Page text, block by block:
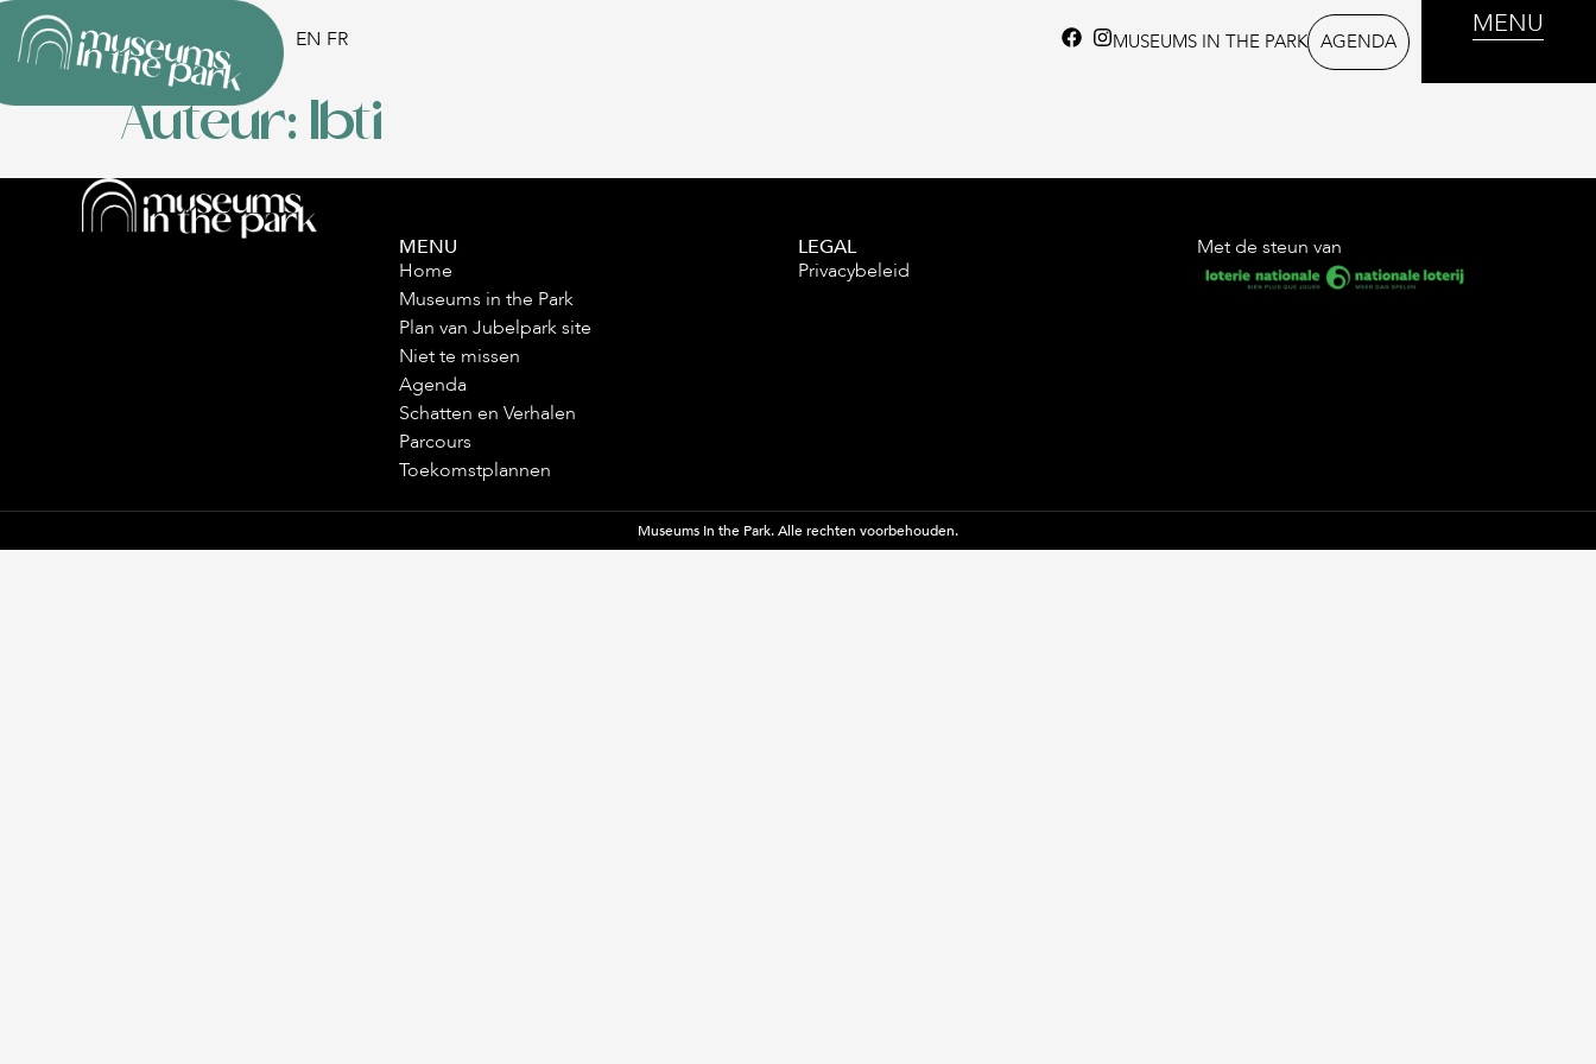
EN FR MUSEUMS IN THE PARK AGENDA
MENU
Auteur: Ibti
MENU
Home
Museums in the Park
Plan van Jubelpark site
Niet te missen
Agenda
Schatten en Verhalen
Parcours
Toekomstplannen
LEGAL
Privacybeleid
Met de steun van
Museums In the Park. Alle rechten voorbehouden.